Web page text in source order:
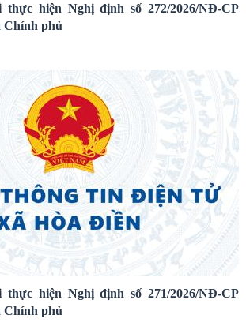
hiện Nghị định số 272/2026/NĐ-CP
Chính phủ
hiện Nghị định số 271/2026/NĐ-CP
Chính phủ